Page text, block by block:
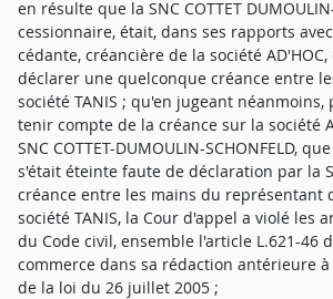
en résulte que la SNC COTTET
cessionnaire, était, dans ses rapports
cédante, créancière de la société
déclarer une quelconque créance entre
société TANIS ; qu'en jugeant
tenir compte de la créance sur la société
SNC COTTET-DUMOULIN-SCHONFELD,
s'était éteinte faute de déclaration par la
créance entre les mains du représentant
société TANIS, la Cour d'appel a violé les
du Code civil, ensemble l'article L.621-46
commerce dans sa rédaction antérieure
de la loi du 26 juillet 2005 ;